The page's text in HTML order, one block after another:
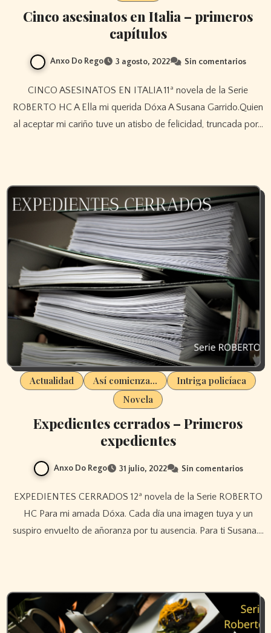
Cinco asesinatos en Italia – primeros
capítulos
Anxo Do Rego 3 agosto, 2022 Sin comentarios
CINCO ASESINATOS EN ITALIA 11ª novela de la Serie
ROBERTO HC A Ella mi querida Dóxa A Susana Garrido.Quien
al aceptar mi cariño tuve un atisbo de felicidad, truncada por…
Actualidad Así comienza...
Intriga policíaca
Novela
Expedientes cerrados – Primeros
expedientes
Anxo Do Rego 31 julio, 2022 Sin comentarios
EXPEDIENTES CERRADOS 12ª novela de la Serie ROBERTO
HC Para mi amada Dóxa. Cada día una imagen tuya y un
suspiro envuelto de añoranza por tu ausencia. Para ti Susana.…